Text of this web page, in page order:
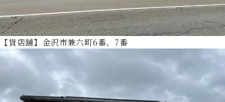
【貸店舗】金沢市兼六町6番、7番